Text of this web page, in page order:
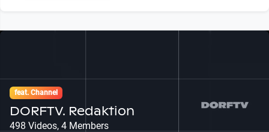
feat. Channel
DORFTV. Redaktion
498 Videos, 4 Members